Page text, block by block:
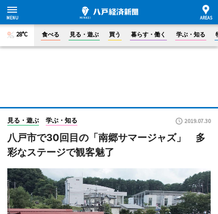
28°C 食べる 見る・遊ぶ 買う 暮らす・働く 学ぶ・知る
見る・遊ぶ 学ぶ・知る 2019.07.30
八戸市で30回目の「南郷サマージャズ」 多
彩なステージで観客魅了